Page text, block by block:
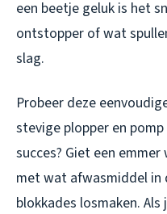
een beetje geluk is het
ontstopper of wat
slag.
Probeer deze
stevige plopper en
succes? Giet een
met wat afwasmiddel in
blokkades losmaken.